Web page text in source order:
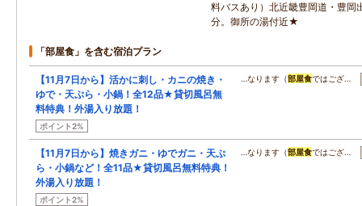
料バスあり）北近畿豊岡道・豊岡
分。御所の湯付近★
「部屋食」を含む宿泊プラン
【11月7日から】活かに刺し・カニの焼き・
ゆで・天ぷら・小鍋！全12品★貸切風呂無
料特典！外湯入り放題！
ポイント2%
…なります（部屋食ではござ…
【11月7日から】焼きガニ・ゆでガニ・天ぷ
ら・小鍋など！全11品★貸切風呂無料特典！
外湯入り放題！
ポイント2%
…なります（部屋食ではござ…